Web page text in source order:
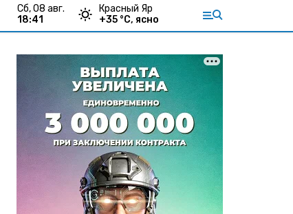
сб, 08 авг.
18:41
Красный Яр
+35 °С, ясно